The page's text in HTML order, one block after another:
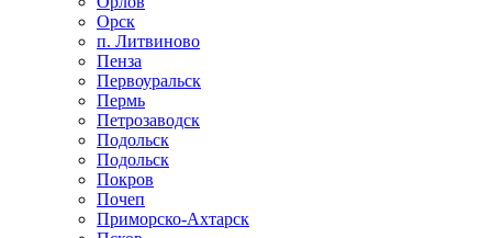
Орск
п. Литвиново
Пенза
Первоуральск
Пермь
Петрозаводск
Подольск
Подольск
Покров
Почеп
Приморско-Ахтарск